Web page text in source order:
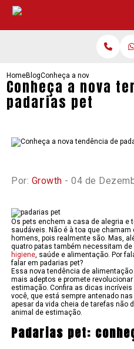
HomeBlogConheça a nova tendência
Conheça a nova
padarias pet
Por: Growth - 04 de
Os pets enchem a casa de alegria
saudáveis. Não é à toa que
homens, pois realmente são. Mas,
quatro patas também necessitam
higiene, saúde e alimentação. Por
falar em padarias pet?
Essa nova tendência de
mais adeptos e promete
estimação. Confira as dicas incríveis
você, que está sempre antenado
apesar da vida cheia de tarefas não
animal de estimação.
Padarias pet: